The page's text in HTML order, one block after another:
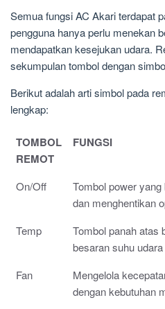
Semua fungsi AC Akari terdapat
pengguna hanya perlu menekan
mendapatkan kesejukan udara.
sekumpulan tombol dengan
Berikut adalah arti simbol pada
lengkap:
TOMBOL
REMOT
FUNGSI
On/Off
Tombol power
dan menghentikan
Temp
Tombol panah atas
besaran suhu
Fan
Mengelola
dengan kebutuhan